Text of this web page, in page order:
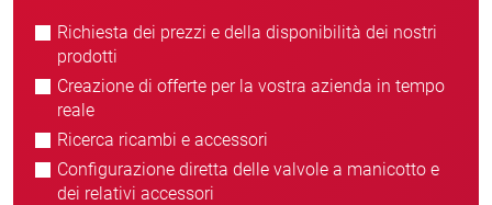
Richiesta dei prezzi e della disponibilità dei nostri
prodotti
Creazione di offerte per la vostra azienda in tempo
reale
Ricerca ricambi e accessori
Configurazione diretta delle valvole a manicotto e
dei relativi accessori